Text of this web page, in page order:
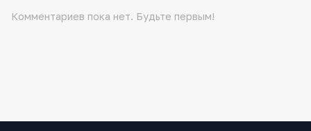
Комментариев пока нет. Будьте первым!